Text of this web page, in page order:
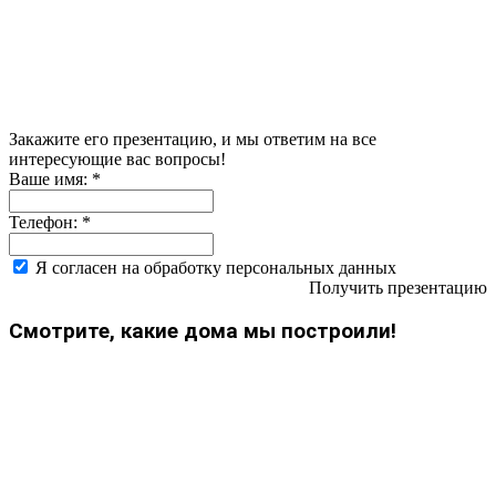
Закажите его презентацию, и мы ответим на все
интересующие вас вопросы!
Ваше имя: *
Телефон: *
Я согласен на обработку персональных данных
Получить презентацию
Смотрите, какие дома мы построили!